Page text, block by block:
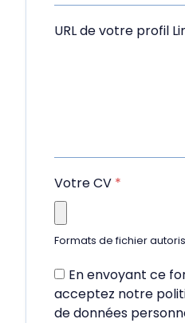
URL de votre profil
Votre CV *
Formats de fichier
En envoyant ce
acceptez notre
de données